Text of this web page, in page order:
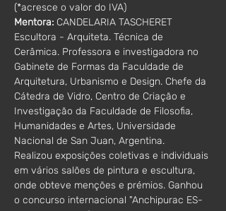
(*acresce o valor do IVA)
Mentora: CANDELARIA TASCHERET
Escultora - Arquiteta. Técnica de
Cerâmica. Professora e investigadora no
Gabinete de Formas da Faculdade de
Arquitetura, Urbanismo e Design. Chefe da
Cátedra de Vidro, Centro de Criação e
Investigação da Faculdade de Filosofia,
Humanidades e Artes, Universidade
Nacional de San Juan, Argentina.
Realizou exposições coletivas e individuais
em vários salões de pintura e escultura,
onde obteve menções e prémios. Ganhou
o concurso internacional "Anchipurac ES-